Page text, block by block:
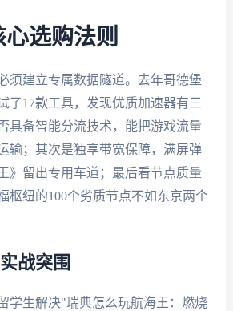
选购法则
须建立专属数据隧道。去年哥德堡
了17款工具，发现优质加速器有三
具备智能分流技术，能把游戏流量
输；其次是独享带宽保障，满屏弹
》留出专用车道；最后看节点质量
枢纽的100个劣质节点不如东京两个
战突围
学生解决"瑞典怎么玩航海王：燃烧